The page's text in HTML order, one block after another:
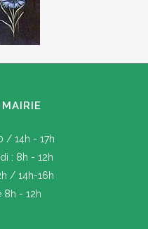
/ 14h - 17h
: 8h - 12h
/ 14h-16h
8h - 12h